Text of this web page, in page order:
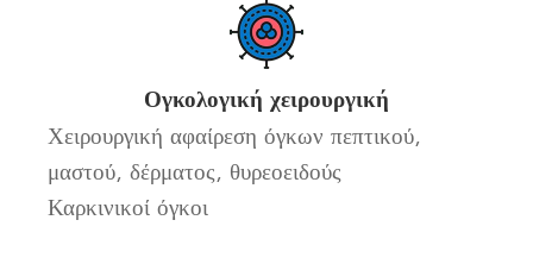
Ογκολογική χειρουργική
Χειρουργική αφαίρεση όγκων πεπτικού,
μαστού, δέρματος, θυρεοειδούς
Καρκινικοί όγκοι